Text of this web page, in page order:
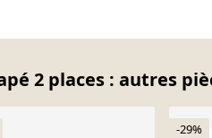
2 places : autres
-29%